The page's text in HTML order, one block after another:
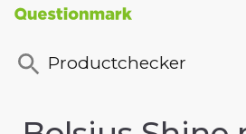
Productchecker